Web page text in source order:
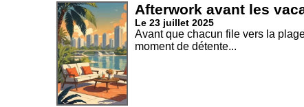
Afterwork avant les
Le 23 juillet 2025
Avant que chacun file vers la
moment de détente...